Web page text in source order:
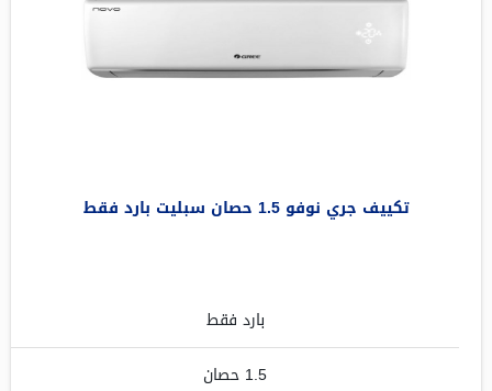
تكييف جري نوفو 1.5 حصان سبليت بارد فقط
بارد فقط
1.5 حصان